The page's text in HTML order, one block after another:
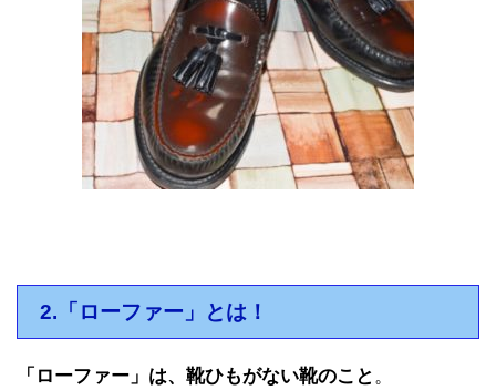
2.「ローファー」とは！
「ローファー」は、靴ひもがない靴のこと。